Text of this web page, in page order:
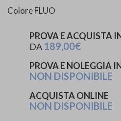
Colore FLUO
PROVA E ACQUISTA
DA 189,00€
PROVA E NOLEGGIA
NON DISPONIBILE
ACQUISTA ONLINE
NON DISPONIBILE